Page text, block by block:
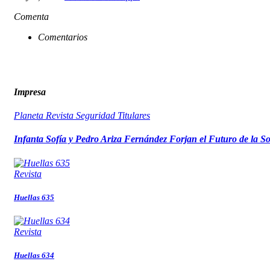
Comenta
Comentarios
Impresa
Planeta Revista Seguridad Titulares
Infanta Sofía y Pedro Ariza Fernández Forjan el Futuro de la
Revista
Huellas 635
Revista
Huellas 634